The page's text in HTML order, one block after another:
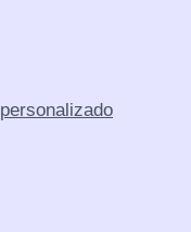
personalizado